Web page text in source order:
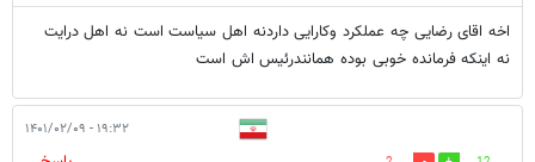
اخه اقای رضایی چه عملکرد وکارایی داردنه اهل سیاست است نه اهل درایت
نه اینکه فرمانده خوبی بوده همانندرئیس اش است
۱۹:۳۲ - ۱۴۰۱/۰۲/۰۹